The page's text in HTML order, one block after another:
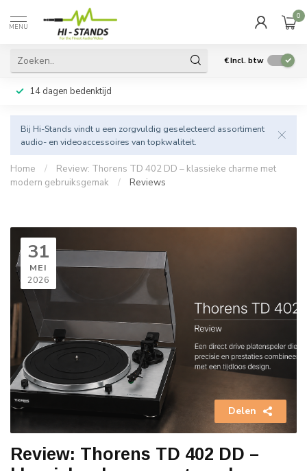
MENU
0
€Incl. btw
14 dagen bedenktijd
Bij Hi-Stands vindt u een zorgvuldig geselecteerd assortiment
audio- en videoaccessoires van topkwaliteit.
Home /
Review: Thorens TD 402 DD – klassieke charme met
modern gebruiksgemak
/ Reviews
31
MEI
2026
Delen
Review: Thorens TD 402 DD –